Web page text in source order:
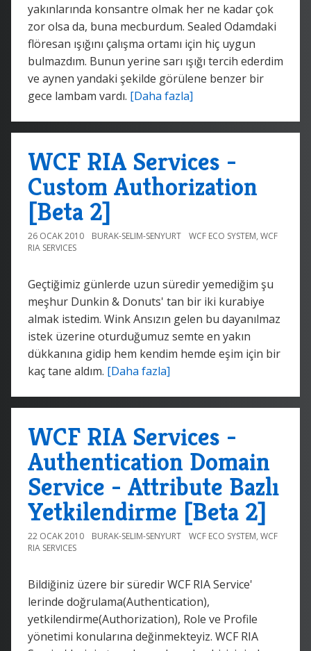
yakınlarında konsantre olmak her ne kadar çok
zor olsa da, buna mecburdum. Sealed Odamdaki
flöresan ışığını çalışma ortamı için hiç uygun
bulmazdım. Bunun yerine sarı ışığı tercih ederdim
ve aynen yandaki şekilde görülene benzer bir
gece lambam vardı. [Daha fazla]
WCF RIA Services -
Custom Authorization
[Beta 2]
26 OCAK 2010 BURAK-SELIM-SENYURT WCF ECO SYSTEM, WCF
RIA SERVICES
Geçtiğimiz günlerde uzun süredir yemediğim şu
meşhur Dunkin & Donuts' tan bir iki kurabiye
almak istedim. Wink Ansızın gelen bu dayanılmaz
istek üzerine oturduğumuz semte en yakın
dükkanına gidip hem kendim hemde eşim için bir
kaç tane aldım. [Daha fazla]
WCF RIA Services -
Authentication Domain
Service - Attribute Bazlı
Yetkilendirme [Beta 2]
22 OCAK 2010 BURAK-SELIM-SENYURT WCF ECO SYSTEM, WCF
RIA SERVICES
Bildiğiniz üzere bir süredir WCF RIA Service'
lerinde doğrulama(Authentication),
yetkilendirme(Authorization), Role ve Profile
yönetimi konularına değinmekteyiz. WCF RIA